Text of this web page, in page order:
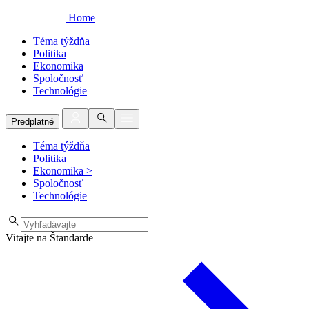
Home
Téma týždňa
Politika
Ekonomika
Spoločnosť
Technológie
Predplatné
Téma týždňa
Politika
Ekonomika >
Spoločnosť
Technológie
Vitajte na Štandarde